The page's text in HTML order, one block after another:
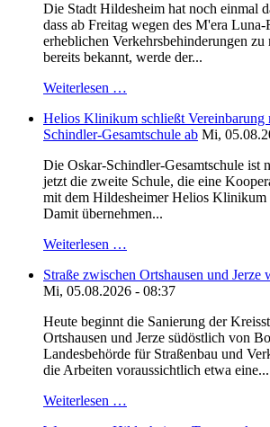
Die Stadt Hildesheim hat noch einmal
dass ab Freitag wegen des M'era
erheblichen Verkehrsbehinderungen zu
bereits bekannt, werde der...
Weiterlesen …
Helios Klinikum schließt Vereinbarung
Schindler-Gesamtschule ab Mi,
Die Oskar-Schindler-Gesamtschule ist
jetzt die zweite Schule, die eine
mit dem Hildesheimer Helios Klinikum
Damit übernehmen...
Weiterlesen …
Straße zwischen Ortshausen und Jerze
Mi, 05.08.2026 - 08:37
Heute beginnt die Sanierung der
Ortshausen und Jerze südöstlich von
Landesbehörde für Straßenbau und
die Arbeiten voraussichtlich etwa eine...
Weiterlesen …